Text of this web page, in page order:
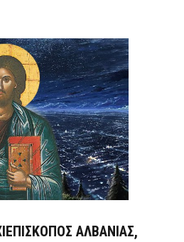
ΑΛΒΑΝΊΑΣ,